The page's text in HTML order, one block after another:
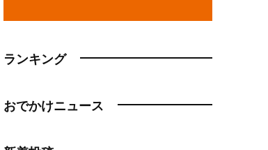
ランキング
おでかけニュース